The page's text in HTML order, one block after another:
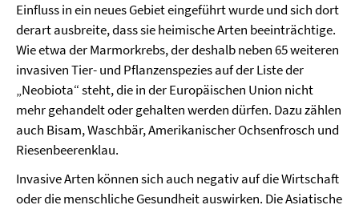
Einfluss in ein neues Gebiet eingeführt wurde und sich dort
derart ausbreite, dass sie heimische Arten beeinträchtige.
Wie etwa der Marmorkrebs, der deshalb neben 65 weiteren
invasiven Tier- und Pflanzenspezies auf der Liste der
„Neobiota“ steht, die in der Europäischen Union nicht
mehr gehandelt oder gehalten werden dürfen. Dazu zählen
auch Bisam, Waschbär, Amerikanischer Ochsenfrosch und
Riesenbeerenklau.
Invasive Arten können sich auch negativ auf die Wirtschaft
oder die menschliche Gesundheit auswirken. Die Asiatische